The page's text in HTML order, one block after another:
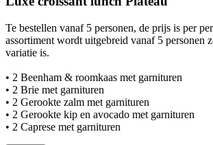
Te bestellen vanaf 5 personen, de prijs is per
assortiment wordt uitgebreid vanaf 5 personen
variatie is.
• 2 Beenham & roomkaas met garnituren
• 2 Brie met garnituren
• 2 Gerookte zalm met garnituren
• 2 Gerookte kip en avocado met garnituren
• 2 Caprese met garnituren